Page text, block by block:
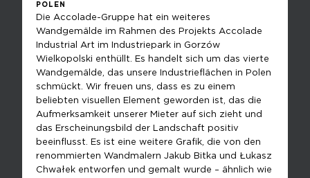
POLEN
Die Accolade-Gruppe hat ein weiteres
Wandgemälde im Rahmen des Projekts Accolade
Industrial Art im Industriepark in Gorzów
Wielkopolski enthüllt. Es handelt sich um das vierte
Wandgemälde, das unsere Industrieflächen in Polen
schmückt. Wir freuen uns, dass es zu einem
beliebten visuellen Element geworden ist, das die
Aufmerksamkeit unserer Mieter auf sich zieht und
das Erscheinungsbild der Landschaft positiv
beeinflusst. Es ist eine weitere Grafik, die von den
renommierten Wandmalern Jakub Bitka und Łukasz
Chwałek entworfen und gemalt wurde – ähnlich wie